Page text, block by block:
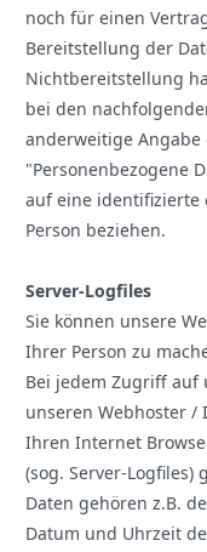
noch für einen
Bereitstellung der
Nichtbereitstellung
bei den
anderweitige
"Personenbezogene
auf eine
Person beziehen.
Server-Logfiles
Sie können unsere
Ihrer Person zu
Bei jedem Zugriff auf
unseren Webhoster /
Ihren Internet
(sog. Server-Logfiles)
Daten gehören z.B.
Datum und Uhrzeit